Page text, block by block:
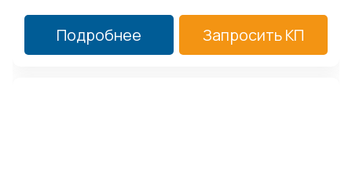
Подробнее Запросить КП